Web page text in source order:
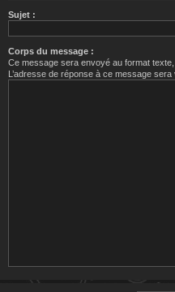
Sujet :
Corps du message :
Ce message sera envoyé au format
L’adresse de réponse à ce message